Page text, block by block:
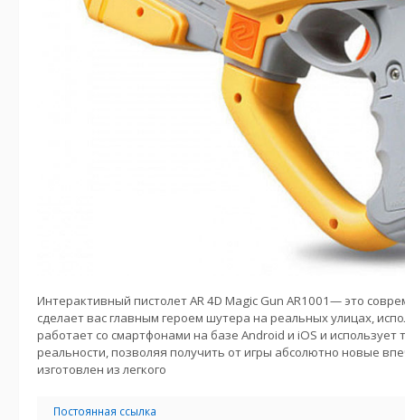
Интерактивный пистолет AR 4D Magic Gun AR1001— это
сделает вас главным героем шутера на реальных улицах,
работает со смартфонами на базе Android и iOS и
реальности, позволяя получить от игры абсолютно новые
изготовлен из легкого
Постоянная ссылка